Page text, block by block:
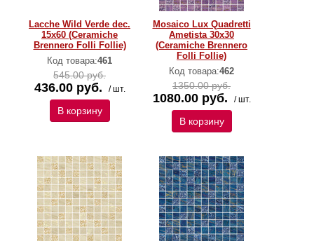
Lacche Wild Verde dec.
15x60 (Ceramiche
Brennero Folli Follie)
Код товара:461
545.00 руб.
436.00 руб. / шт.
В корзину
Mosaico Lux Quadretti
Ametista 30x30
(Ceramiche Brennero
Folli Follie)
Код товара:462
1350.00 руб.
1080.00 руб. / шт.
В корзину